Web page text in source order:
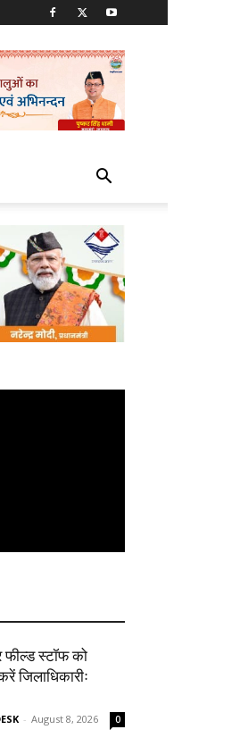
स्टॉफ को
जिलाधिकारीः
- August 8, 2026 0